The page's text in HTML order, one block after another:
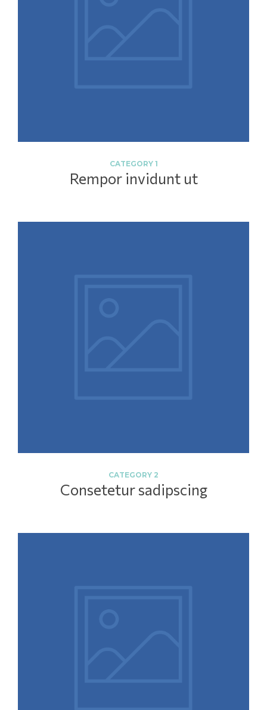
CATEGORY 1
Rempor invidunt ut
CATEGORY 2
Consetetur sadipscing